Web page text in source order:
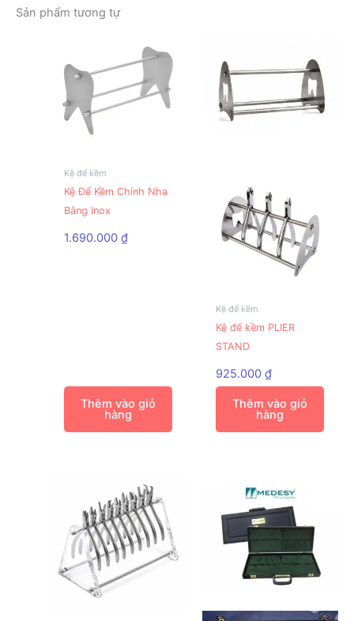
Sản phẩm tương tự
Kệ để kềm
Kệ Để Kềm Chỉnh Nha
Bằng Inox
1.690.000₫
Thêm vào giỏ
hàng
Kệ để kềm
Kệ để kềm PLIER
STAND
925.000₫
Thêm vào giỏ
hàng